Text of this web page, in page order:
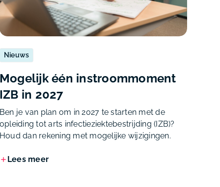
Nieuws
één instroommoment
in 2027
je van plan om in 2027 te starten met de
tot arts infectieziektebestrijding (IZB)?
dan rekening met mogelijke wijzigingen.
Lees meer